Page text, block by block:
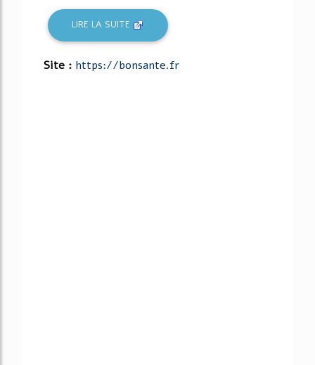
LIRE LA SUITE
Site : https://bonsante.fr